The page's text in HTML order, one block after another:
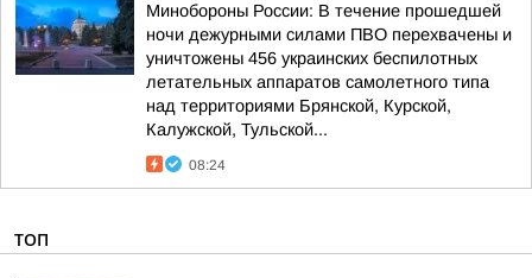
Минобороны России: В течение прошедшей
ночи дежурными силами ПВО перехвачены и
уничтожены 456 украинских беспилотных
летательных аппаратов самолетного типа
над территориями Брянской, Курской,
Калужской, Тульской...
08:24
ТОП